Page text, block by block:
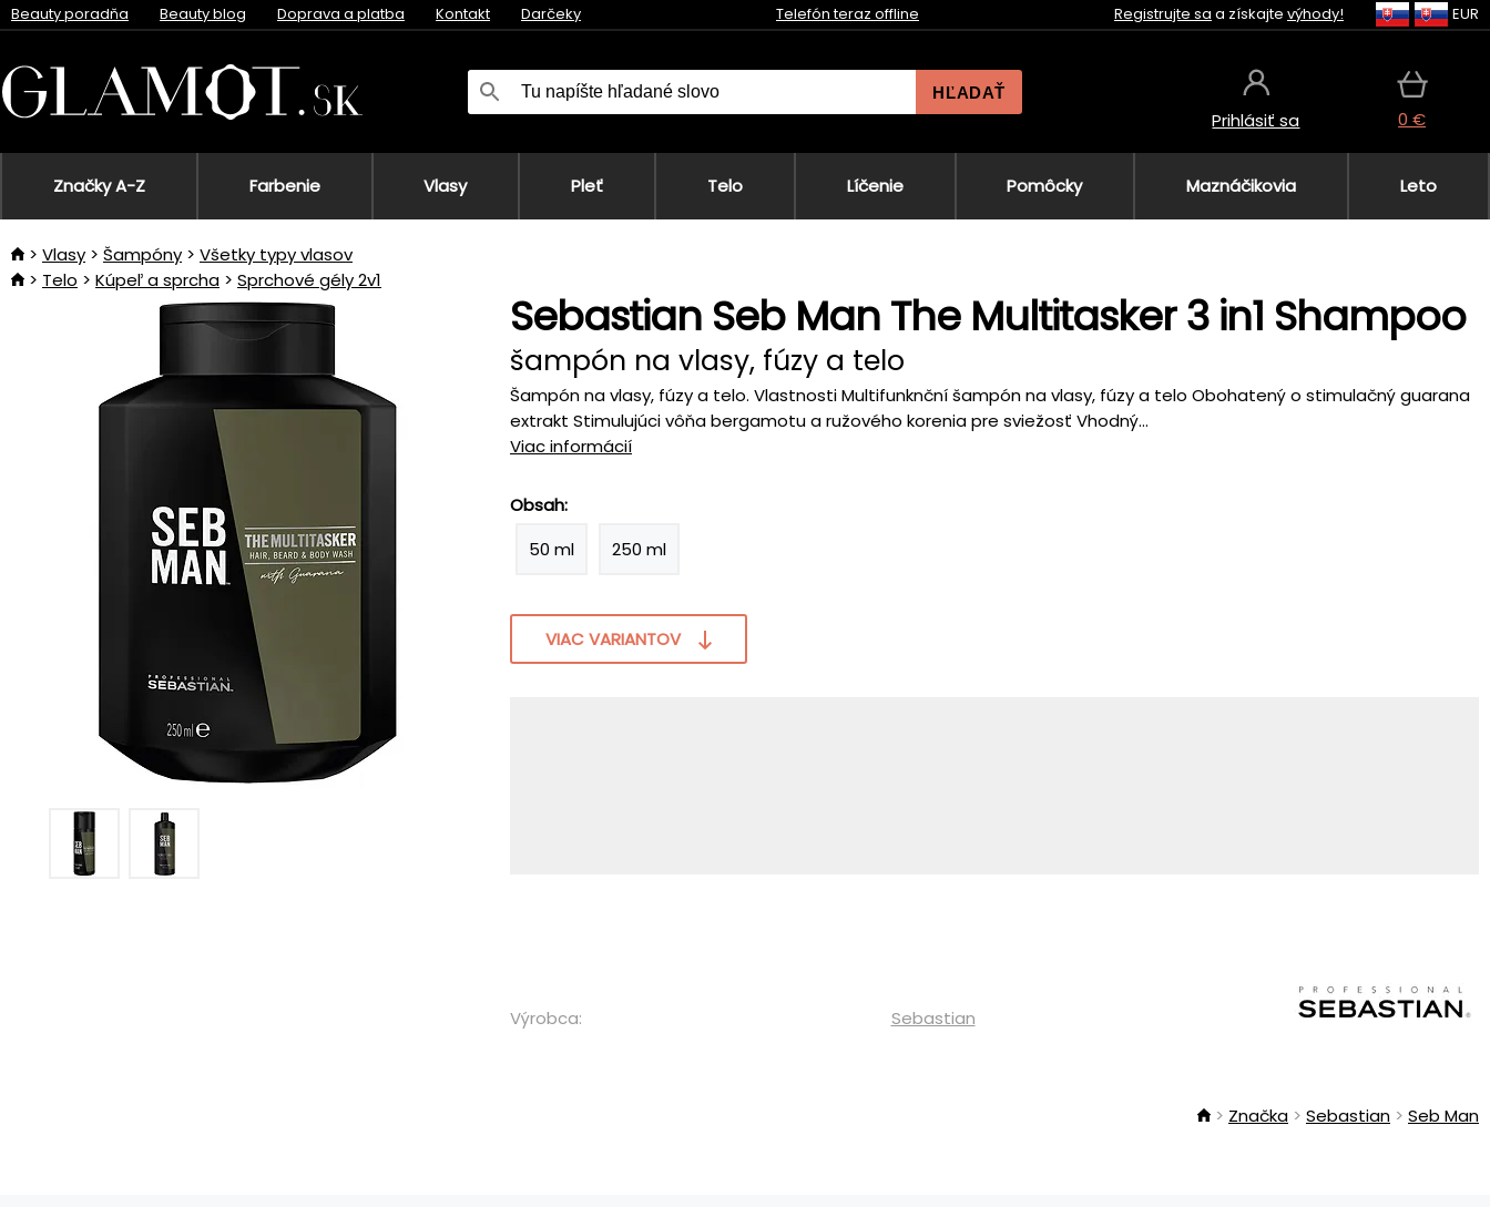
Beauty poradňa Beauty blog Doprava a platba Kontakt Darčeky Telefón teraz offline Registrujte sa a získajte výhody! EUR
HĽADAŤ
Prihlásiť sa 0 €
Značky A-Z Farbenie Vlasy Pleť Telo Líčenie Pomôcky Maznáčikovia Leto
Vlasy Šampóny
Všetky typy vlasov
Telo
Kúpeľ a sprcha Sprchové gély 2v1
Sebastian Seb Man The Multitasker 3 in1 Shampoo
šampón na vlasy, fúzy a telo
Šampón na vlasy, fúzy a telo. Vlastnosti Multifunknční šampón na vlasy, fúzy a telo Obohatený o stimulačný guarana
extrakt Stimulujúci vôňa bergamotu a ružového korenia pre sviežosť Vhodný...
Viac informácií
Obsah:
50 ml
250 ml
VIAC VARIANTOV
Výrobca: Sebastian
Značka Sebastian Seb Man